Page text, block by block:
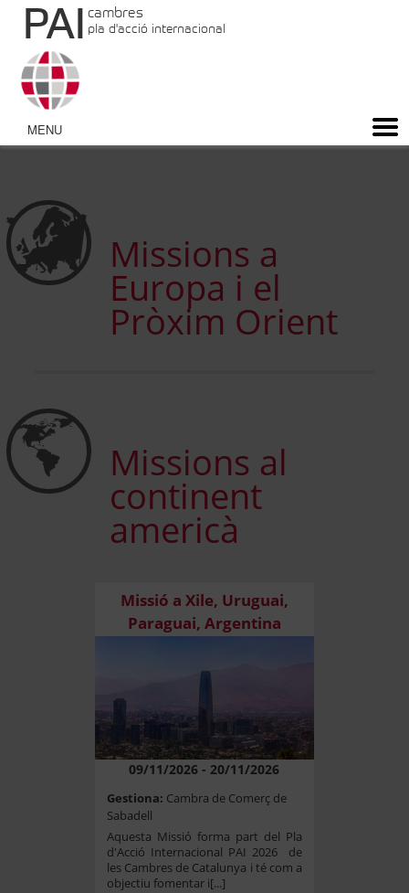
PAI cambres
pla d'acció internacional
9 Missions a
Europa i el
Pròxim Orient
5 Missions al
continent
americà
Missió a Xile, Uruguai,
Paraguai, Argentina
09/11/2026 - 20/11/2026
Gestiona: Cambra de Comerç de
Sabadell
Aquesta Missió forma part del Pla
d'Acció Internacional PAI 2026 de
les Cambres de Catalunya i té com a
objectiu fomentar i[...]